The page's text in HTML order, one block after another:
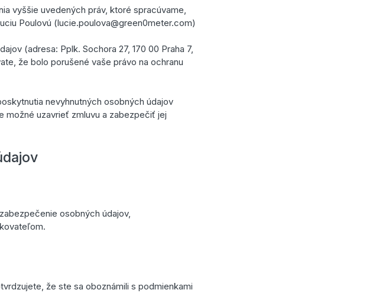
vyššie uvedených práv, ktoré spracúvame,
Poulovú (lucie.poulova@green0meter.com)
(adresa: Pplk. Sochora 27, 170 00 Praha 7,
že bolo porušené vaše právo na ochranu
nevyhnutných osobných údajov
možné uzavrieť zmluvu a zabezpečiť jej
osobných údajov,
že ste sa oboznámili s podmienkami